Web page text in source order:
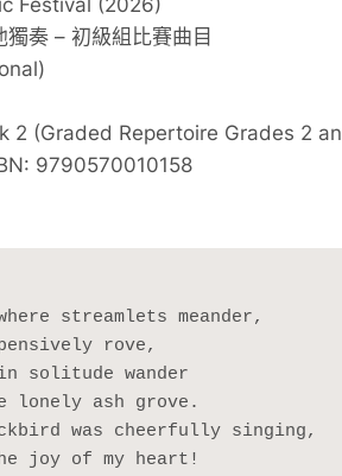
Festival (2026)
奏 – 初級組比賽曲目
2 (Graded Repertoire Grades 2
9790570010158
streamlets meander,
rove,
solitude wander
lonely ash grove.
was cheerfully singing,
joy of my heart!